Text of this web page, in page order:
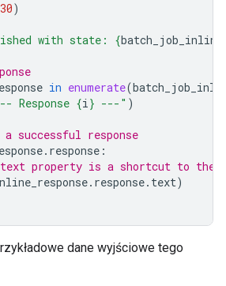
30)
with state: {batch_job_inline
in enumerate(
Response {i} ---" )
successful response
. response :
property is a shortcut to the
. response. text)
dane wyjściowe tego